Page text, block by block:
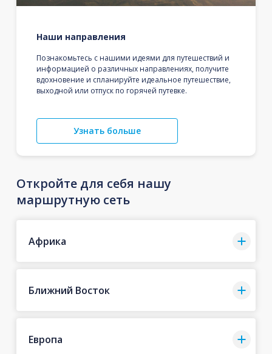
Наши направления
Познакомьтесь с нашими идеями для путешествий и
информацией о различных направлениях, получите
вдохновение и спланируйте идеальное путешествие,
выходной или отпуск по горячей путевке.
Узнать больше
Откройте для себя нашу
маршрутную сеть
Африка
Ближний Восток
Европа